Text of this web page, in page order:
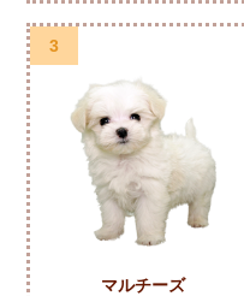
3
マルチーズ